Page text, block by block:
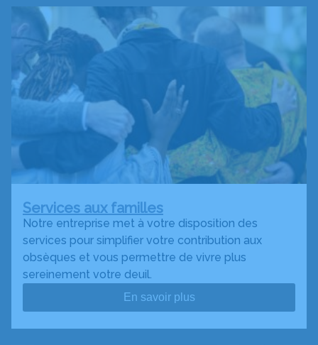
Services aux familles
Notre entreprise met à votre disposition des
services pour simplifier votre contribution aux
obsèques et vous permettre de vivre plus
sereinement votre deuil.
En savoir plus